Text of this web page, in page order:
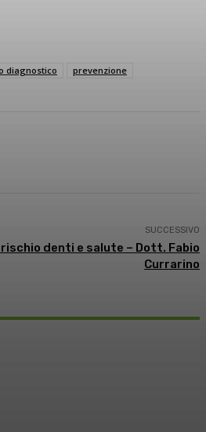
diagnostico
prevenzione
SUCCESSIVO
denti e salute – Dott. Fabio
Currarino